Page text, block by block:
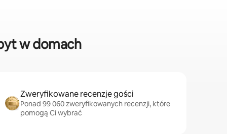
w domach
Zweryfikowane recenzje gości
Ponad 99 060 zweryfikowanych recenzji, które
pomogą Ci wybrać